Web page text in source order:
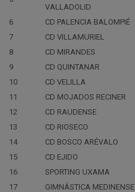
VALLADOLID
6 CD PALENCIA BALOMPIÉ
7
CD VILLAMURIEL
8
CD MIRANDES
9
CD QUINTANAR
10
CD VELILLA
11
CD MOJADOS RECINER
12
CD RAUDENSE
13
CD RIOSECO
14
CD BOSCO ARÉVALO
15
CD EJIDO
16
SPORTING UXAMA
17
GIMNÁSTICA MEDINENSE